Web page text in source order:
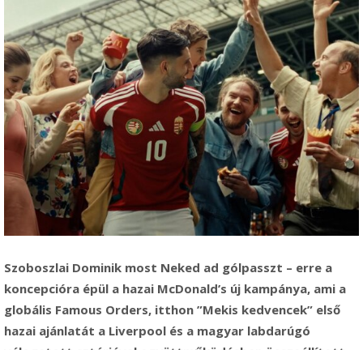
Szoboszlai Dominik most Neked ad gólpasszt – erre a
koncepcióra épül a hazai McDonald’s új kampánya, ami a
globális Famous Orders, itthon ”Mekis kedvencek” első
hazai ajánlatát a Liverpool és a magyar labdarúgó